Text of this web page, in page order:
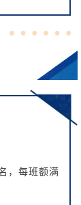
，每班额满